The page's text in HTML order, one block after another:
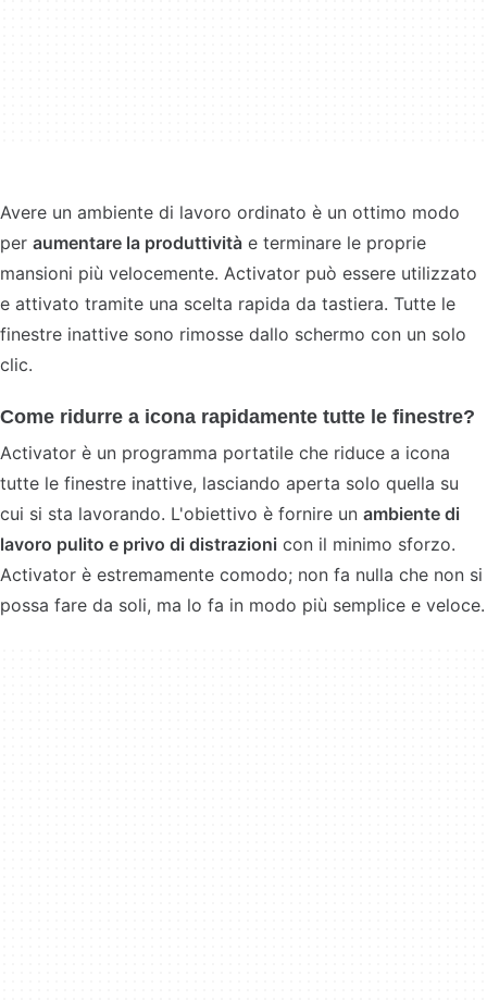
Avere un ambiente di lavoro ordinato è un ottimo modo
per aumentare la produttività e terminare le proprie
mansioni più velocemente. Activator può essere utilizzato
e attivato tramite una scelta rapida da tastiera. Tutte le
finestre inattive sono rimosse dallo schermo con un solo
clic.
Come ridurre a icona rapidamente tutte le finestre?
Activator è un programma portatile che riduce a icona
tutte le finestre inattive, lasciando aperta solo quella su
cui si sta lavorando. L'obiettivo è fornire un ambiente di
lavoro pulito e privo di distrazioni con il minimo sforzo.
Activator è estremamente comodo; non fa nulla che non si
possa fare da soli, ma lo fa in modo più semplice e veloce.